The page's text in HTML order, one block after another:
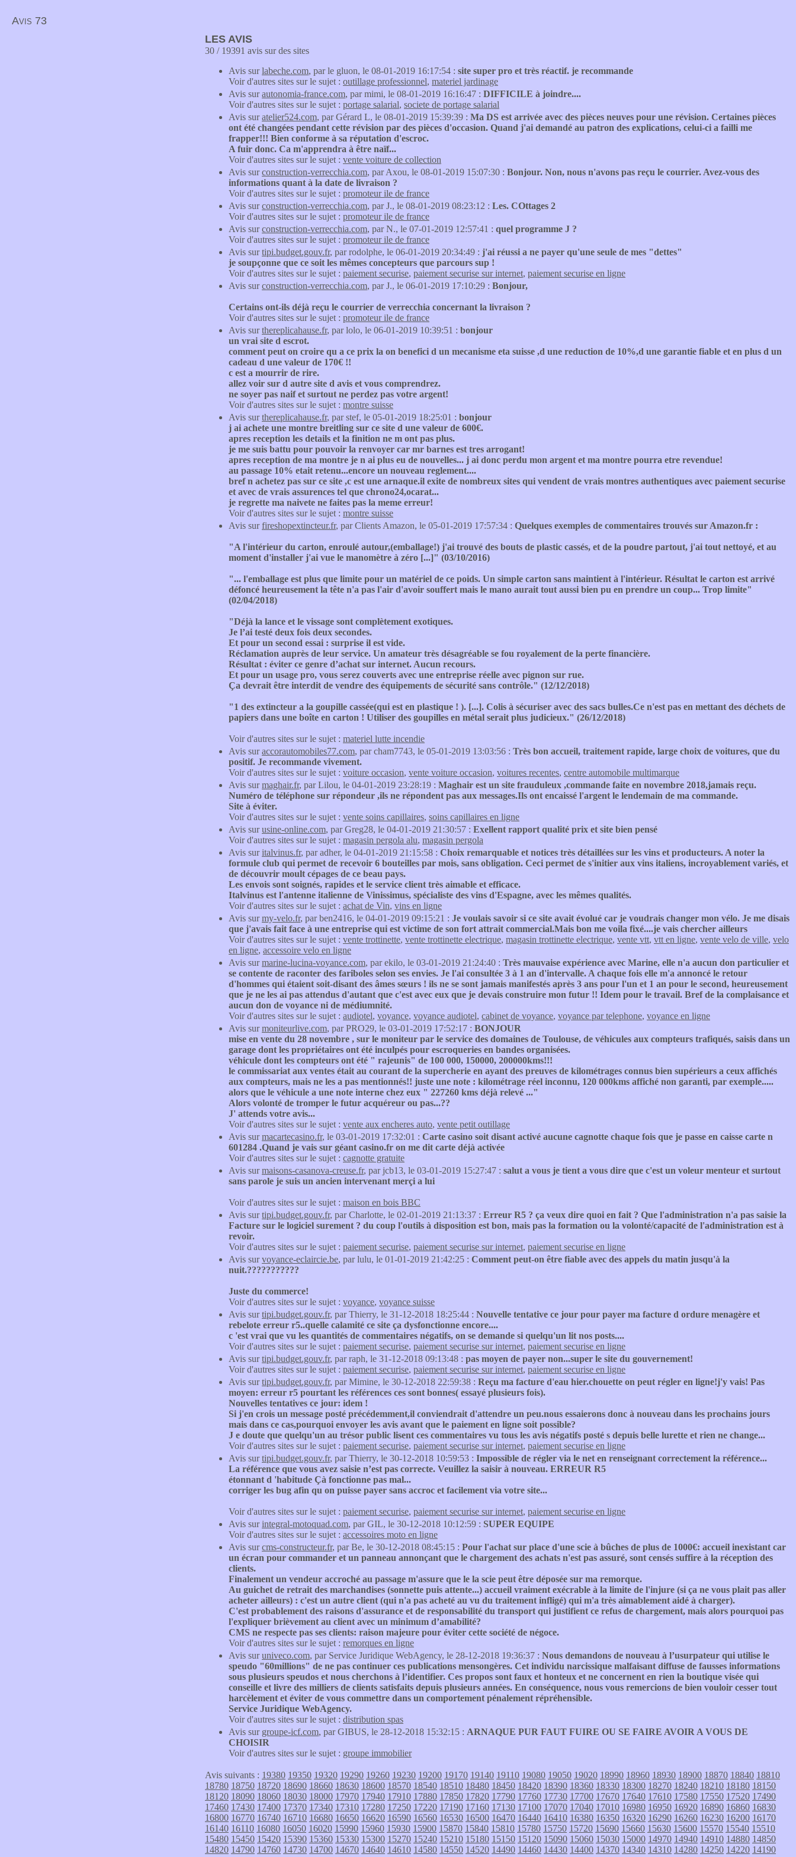
Avis 73
LES AVIS
30 / 19391 avis sur des sites
Avis surlabeche.com, par le gluon, le 08-01-2019 16:17:54 : site super pro et très réactif. je recommande
Voir d'autres sites sur le sujet : outillage professionnel, materiel jardinage
Avis surautonomia-france.com, par mimi, le 08-01-2019 16:16:47 : DIFFICILE à joindre....
Voir d'autres sites sur le sujet : portage salarial, societe de portage salarial
Avis suratelier524.com, par Gérard L, le 08-01-2019 15:39:39 : Ma DS est arrivée avec des pièces neuves pour une révision. Certaines pièces
ont été changées pendant cette révision par des pièces d'occasion. Quand j'ai demandé au patron des explications, celui-ci a failli me
frapper!!! Bien conforme à sa réputation d'escroc.
A fuir donc. Ca m'apprendra à être naïf...
Voir d'autres sites sur le sujet : vente voiture de collection
Avis surconstruction-verrecchia.com, par Axou, le 08-01-2019 15:07:30 : Bonjour. Non, nous n'avons pas reçu le courrier. Avez-vous des
informations quant à la date de livraison ?
Voir d'autres sites sur le sujet : promoteur ile de france
Avis surconstruction-verrecchia.com, par J., le 08-01-2019 08:23:12 : Les. COttages 2
Voir d'autres sites sur le sujet : promoteur ile de france
Avis surconstruction-verrecchia.com, par N., le 07-01-2019 12:57:41 : quel programme J ?
Voir d'autres sites sur le sujet : promoteur ile de france
Avis surtipi.budget.gouv.fr, par rodolphe, le 06-01-2019 20:34:49 : j'ai réussi a ne payer qu'une seule de mes "dettes"
je soupçonne que ce soit les mêmes concepteurs que parcours sup !
Voir d'autres sites sur le sujet : paiement securise, paiement securise sur internet, paiement securise en ligne
Avis surconstruction-verrecchia.com, par J., le 06-01-2019 17:10:29 : Bonjour,
Certains ont-ils déjà reçu le courrier de verrecchia concernant la livraison ?
Voir d'autres sites sur le sujet : promoteur ile de france
Avis surthereplicahause.fr, par lolo, le 06-01-2019 10:39:51 : bonjour
un vrai site d escrot.
comment peut on croire qu a ce prix la on benefici d un mecanisme eta suisse ,d une reduction de 10%,d une garantie fiable et en plus d un
cadeau d une valeur de 170€ !!
c est a mourrir de rire.
allez voir sur d autre site d avis et vous comprendrez.
ne soyer pas naif et surtout ne perdez pas votre argent!
Voir d'autres sites sur le sujet : montre suisse
Avis surthereplicahause.fr, par stef, le 05-01-2019 18:25:01 : bonjour
j ai achete une montre breitling sur ce site d une valeur de 600€.
apres reception les details et la finition ne m ont pas plus.
je me suis battu pour pouvoir la renvoyer car mr barnes est tres arrogant!
apres reception de ma montre je n ai plus eu de nouvelles... j ai donc perdu mon argent et ma montre pourra etre revendue!
au passage 10% etait retenu...encore un nouveau reglement....
bref n achetez pas sur ce site ,c est une arnaque.il exite de nombreux sites qui vendent de vrais montres authentiques avec paiement securise
et avec de vrais assurences tel que chrono24,ocarat...
je regrette ma naivete ne faites pas la meme erreur!
Voir d'autres sites sur le sujet : montre suisse
Avis surfireshopextincteur.fr, par Clients Amazon, le 05-01-2019 17:57:34 : Quelques exemples de commentaires trouvés sur Amazon.fr :
"A l'intérieur du carton, enroulé autour,(emballage!) j'ai trouvé des bouts de plastic cassés, et de la poudre partout, j'ai tout nettoyé, et au
moment d'installer j'ai vue le manomètre à zéro [...]" (03/10/2016)
"... l'emballage est plus que limite pour un matériel de ce poids. Un simple carton sans maintient à l'intérieur. Résultat le carton est arrivé
défoncé heureusement la tête n'a pas l'air d'avoir souffert mais le mano aurait tout aussi bien pu en prendre un coup... Trop limite"
(02/04/2018)
"Déjà la lance et le vissage sont complètement exotiques.
Je l’ai testé deux fois deux secondes.
Et pour un second essai : surprise il est vide.
Réclamation auprès de leur service. Un amateur très désagréable se fou royalement de la perte financière.
Résultat : éviter ce genre d’achat sur internet. Aucun recours.
Et pour un usage pro, vous serez couverts avec une entreprise réelle avec pignon sur rue.
Ça devrait être interdit de vendre des équipements de sécurité sans contrôle." (12/12/2018)
"1 des extincteur a la goupille cassée(qui est en plastique ! ). [...]. Colis à sécuriser avec des sacs bulles.Ce n'est pas en mettant des déchets de
papiers dans une boîte en carton ! Utiliser des goupilles en métal serait plus judicieux." (26/12/2018)
Voir d'autres sites sur le sujet : materiel lutte incendie
Avis suraccorautomobiles77.com, par cham7743, le 05-01-2019 13:03:56 : Très bon accueil, traitement rapide, large choix de voitures, que du
positif. Je recommande vivement.
Voir d'autres sites sur le sujet : voiture occasion, vente voiture occasion, voitures recentes, centre automobile multimarque
Avis surmaghair.fr, par Lilou, le 04-01-2019 23:28:19 : Maghair est un site frauduleux ,commande faite en novembre 2018,jamais reçu.
Numéro de téléphone sur répondeur ,ils ne répondent pas aux messages.Ils ont encaissé l'argent le lendemain de ma commande.
Site à éviter.
Voir d'autres sites sur le sujet : vente soins capillaires, soins capillaires en ligne
Avis surusine-online.com, par Greg28, le 04-01-2019 21:30:57 : Exellent rapport qualité prix et site bien pensé
Voir d'autres sites sur le sujet : magasin pergola alu, magasin pergola
Avis suritalvinus.fr, par adher, le 04-01-2019 21:15:58 : Choix remarquable et notices très détaillées sur les vins et producteurs. A noter la
formule club qui permet de recevoir 6 bouteilles par mois, sans obligation. Ceci permet de s'initier aux vins italiens, incroyablement variés, et
de découvrir moult cépages de ce beau pays.
Les envois sont soignés, rapides et le service client très aimable et efficace.
Italvinus est l'antenne italienne de Vinissimus, spécialiste des vins d'Espagne, avec les mêmes qualités.
Voir d'autres sites sur le sujet : achat de Vin, vins en ligne
Avis surmy-velo.fr, par ben2416, le 04-01-2019 09:15:21 : Je voulais savoir si ce site avait évolué car je voudrais changer mon vélo. Je me disais
que j'avais fait face à une entreprise qui est victime de son fort attrait commercial.Mais bon me voila fixé....je vais chercher ailleurs
Voir d'autres sites sur le sujet : vente trottinette, vente trottinette electrique, magasin trottinette electrique, vente vtt, vtt en ligne, vente velo de ville, velo
en ligne, accessoire velo en ligne
Avis surmarine-lucina-voyance.com, par ekilo, le 03-01-2019 21:24:40 : Très mauvaise expérience avec Marine, elle n'a aucun don particulier et
se contente de raconter des fariboles selon ses envies. Je l'ai consultée 3 à 1 an d'intervalle. A chaque fois elle m'a annoncé le retour
d'hommes qui étaient soit-disant des âmes sœurs ! ils ne se sont jamais manifestés après 3 ans pour l'un et 1 an pour le second, heureusement
que je ne les ai pas attendus d'autant que c'est avec eux que je devais construire mon futur !! Idem pour le travail. Bref de la complaisance et
aucun don de voyance ni de médiumnité.
Voir d'autres sites sur le sujet : audiotel, voyance, voyance audiotel, cabinet de voyance, voyance par telephone, voyance en ligne
Avis surmoniteurlive.com, par PRO29, le 03-01-2019 17:52:17 : BONJOUR
mise en vente du 28 novembre , sur le moniteur par le service des domaines de Toulouse, de véhicules aux compteurs trafiqués, saisis dans un
garage dont les propriétaires ont été inculpés pour escroqueries en bandes organisées.
véhicule dont les compteurs ont été " rajeunis" de 100 000, 150000, 200000kms!!!
le commissariat aux ventes était au courant de la supercherie en ayant des preuves de kilométrages connus bien supérieurs a ceux affichés
aux compteurs, mais ne les a pas mentionnés!! juste une note : kilométrage réel inconnu, 120 000kms affiché non garanti, par exemple.....
alors que le véhicule a une note interne chez eux " 227260 kms déjà relevé ..."
Alors volonté de tromper le futur acquéreur ou pas...??
J' attends votre avis...
Voir d'autres sites sur le sujet : vente aux encheres auto, vente petit outillage
Avis surmacartecasino.fr, le 03-01-2019 17:32:01 : Carte casino soit disant activé aucune cagnotte chaque fois que je passe en caisse carte n
601284 .Quand je vais sur géant casino.fr on me dit carte déjà activée
Voir d'autres sites sur le sujet : cagnotte gratuite
Avis surmaisons-casanova-creuse.fr, par jcb13, le 03-01-2019 15:27:47 : salut a vous je tient a vous dire que c'est un voleur menteur et surtout
sans parole je suis un ancien intervenant merçi a lui
Voir d'autres sites sur le sujet : maison en bois BBC
Avis surtipi.budget.gouv.fr, par Charlotte, le 02-01-2019 21:13:37 : Erreur R5 ? ça veux dire quoi en fait ? Que l'administration n'a pas saisie la
Facture sur le logiciel surement ? du coup l'outils à disposition est bon, mais pas la formation ou la volonté/capacité de l'administration est à
revoir.
Voir d'autres sites sur le sujet : paiement securise, paiement securise sur internet, paiement securise en ligne
Avis survoyance-eclaircie.be, par lulu, le 01-01-2019 21:42:25 : Comment peut-on être fiable avec des appels du matin jusqu'à la
nuit.???????????
Juste du commerce!
Voir d'autres sites sur le sujet : voyance, voyance suisse
Avis surtipi.budget.gouv.fr, par Thierry, le 31-12-2018 18:25:44 : Nouvelle tentative ce jour pour payer ma facture d ordure menagère et
rebelote erreur r5..quelle calamité ce site ça dysfonctionne encore....
c 'est vrai que vu les quantités de commentaires négatifs, on se demande si quelqu'un lit nos posts....
Voir d'autres sites sur le sujet : paiement securise, paiement securise sur internet, paiement securise en ligne
Avis surtipi.budget.gouv.fr, par raph, le 31-12-2018 09:13:48 : pas moyen de payer non...super le site du gouvernement!
Voir d'autres sites sur le sujet : paiement securise, paiement securise sur internet, paiement securise en ligne
Avis surtipi.budget.gouv.fr, par Mimine, le 30-12-2018 22:59:38 : Reçu ma facture d'eau hier.chouette on peut régler en ligne!j'y vais! Pas
moyen: erreur r5 pourtant les références ces sont bonnes( essayé plusieurs fois).
Nouvelles tentatives ce jour: idem !
Si j'en crois un message posté précédemment,il conviendrait d'attendre un peu.nous essaierons donc à nouveau dans les prochains jours
mais dans ce cas,pourquoi envoyer les avis avant que le paiement en ligne soit possible?
J e doute que quelqu'un au trésor public lisent ces commentaires vu tous les avis négatifs posté s depuis belle lurette et rien ne change...
Voir d'autres sites sur le sujet : paiement securise, paiement securise sur internet, paiement securise en ligne
Avis surtipi.budget.gouv.fr, par Thierry, le 30-12-2018 10:59:53 : Impossible de régler via le net en renseignant correctement la référence...
La référence que vous avez saisie n’est pas correcte. Veuillez la saisir à nouveau. ERREUR R5
étonnant d 'habitude Çà fonctionne pas mal...
corriger les bug afin qu on puisse payer sans accroc et facilement via votre site...
Voir d'autres sites sur le sujet : paiement securise, paiement securise sur internet, paiement securise en ligne
Avis surintegral-motoquad.com, par GIL, le 30-12-2018 10:12:59 : SUPER EQUIPE
Voir d'autres sites sur le sujet : accessoires moto en ligne
Avis surcms-constructeur.fr, par Be, le 30-12-2018 08:45:15 : Pour l'achat sur place d'une scie à bûches de plus de 1000€: accueil inexistant car
un écran pour commander et un panneau annonçant que le chargement des achats n'est pas assuré, sont censés suffire à la réception des
clients.
Finalement un vendeur accroché au passage m'assure que le la scie peut être déposée sur ma remorque.
Au guichet de retrait des marchandises (sonnette puis attente...) accueil vraiment exécrable à la limite de l'injure (si ça ne vous plait pas aller
acheter ailleurs) : c'est un autre client (qui n'a pas acheté au vu du traitement infligé) qui m'a très aimablement aidé à charger).
C'est probablement des raisons d'assurance et de responsabilité du transport qui justifient ce refus de chargement, mais alors pourquoi pas
l'expliquer brièvement au client avec un minimum d’amabilité?
CMS ne respecte pas ses clients: raison majeure pour éviter cette société de négoce.
Voir d'autres sites sur le sujet : remorques en ligne
Avis suruniveco.com, par Service Juridique WebAgency, le 28-12-2018 19:36:37 : Nous demandons de nouveau à l’usurpateur qui utilise le
speudo "60millions" de ne pas continuer ces publications mensongères. Cet individu narcissique malfaisant diffuse de fausses informations
sous plusieurs speudos et nous cherchons à l’identifier. Ces propos sont faux et honteux et ne concernent en rien la boutique visée qui
conseille et livre des milliers de clients satisfaits depuis plusieurs années. En conséquence, nous vous remercions de bien vouloir cesser tout
harcèlement et éviter de vous commettre dans un comportement pénalement répréhensible.
Service Juridique WebAgency.
Voir d'autres sites sur le sujet : distribution spas
Avis sur groupe-icf.com, par GIBUS, le 28-12-2018 15:32:15 : ARNAQUE PUR FAUT FUIRE OU SE FAIRE AVOIR A VOUS DE
CHOISIR
Voir d'autres sites sur le sujet : groupe immobilier
Avis suivants : 19380 19350 19320 19290 19260 19230 19200 19170 19140 19110 19080 19050 19020 18990 18960 18930 18900 18870 18840 18810
18780 18750 18720 18690 18660 18630 18600 18570 18540 18510 18480 18450 18420 18390 18360 18330 18300 18270 18240 18210 18180 18150
18120 18090 18060 18030 18000 17970 17940 17910 17880 17850 17820 17790 17760 17730 17700 17670 17640 17610 17580 17550 17520 17490
17460 17430 17400 17370 17340 17310 17280 17250 17220 17190 17160 17130 17100 17070 17040 17010 16980 16950 16920 16890 16860 16830
16800 16770 16740 16710 16680 16650 16620 16590 16560 16530 16500 16470 16440 16410 16380 16350 16320 16290 16260 16230 16200 16170
16140 16110 16080 16050 16020 15990 15960 15930 15900 15870 15840 15810 15780 15750 15720 15690 15660 15630 15600 15570 15540 15510
15480 15450 15420 15390 15360 15330 15300 15270 15240 15210 15180 15150 15120 15090 15060 15030 15000 14970 14940 14910 14880 14850
14820 14790 14760 14730 14700 14670 14640 14610 14580 14550 14520 14490 14460 14430 14400 14370 14340 14310 14280 14250 14220 14190